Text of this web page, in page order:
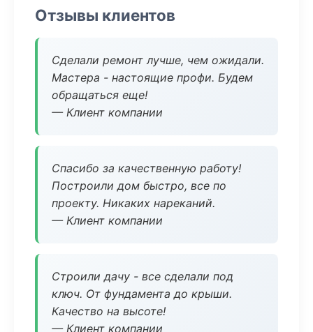
Отзывы клиентов
Сделали ремонт лучше, чем ожидали.
Мастера - настоящие профи. Будем
обращаться еще!
— Клиент компании
Спасибо за качественную работу!
Построили дом быстро, все по
проекту. Никаких нареканий.
— Клиент компании
Строили дачу - все сделали под
ключ. От фундамента до крыши.
Качество на высоте!
— Клиент компании